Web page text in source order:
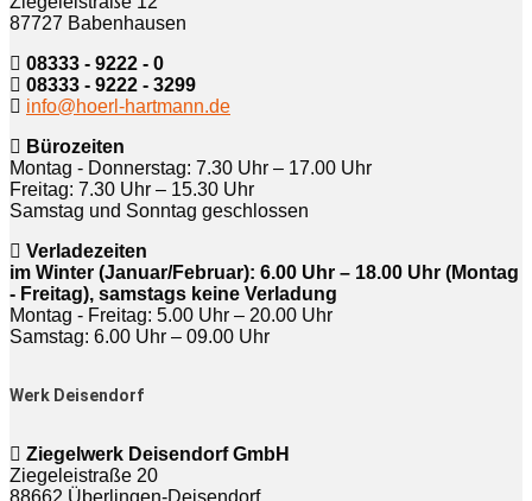
87727 Babenhausen
08333 - 9222 - 0
08333 - 9222 - 3299
info@hoerl-hartmann.de
Bürozeiten
Montag - Donnerstag: 7.30 Uhr – 17.00 Uhr
Freitag: 7.30 Uhr – 15.30 Uhr
Samstag und Sonntag geschlossen
Verladezeiten
im Winter (Januar/Februar): 6.00 Uhr – 18.00 Uhr (Montag
- Freitag), samstags keine Verladung
Montag - Freitag: 5.00 Uhr – 20.00 Uhr
Samstag: 6.00 Uhr – 09.00 Uhr
Werk Deisendorf
Ziegelwerk Deisendorf GmbH
Ziegeleistraße 20
88662 Überlingen-Deisendorf